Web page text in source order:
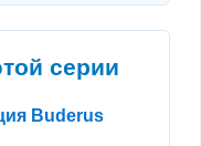
серии
Buderus